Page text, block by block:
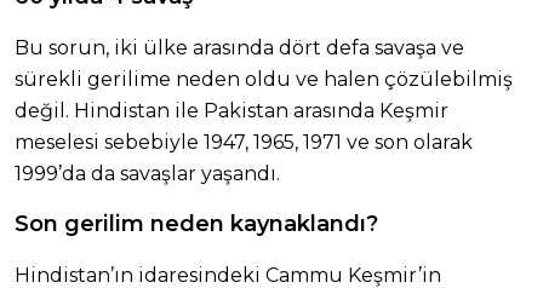
Bu sorun, iki ülke arasında dört defa savaşa ve
sürekli gerilime neden oldu ve halen çözülebilmiş
değil. Hindistan ile Pakistan arasında Keşmir
meselesi sebebiyle 1947, 1965, 1971 ve son olarak
1999’da da savaşlar yaşandı.
Son gerilim neden kaynaklandı?
Hindistan’ın idaresindeki Cammu Keşmir’in